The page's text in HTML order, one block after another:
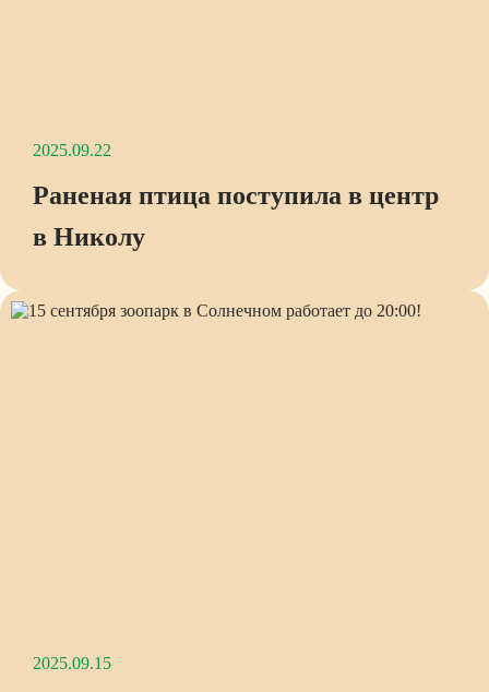
2025.09.22
Раненая птица поступила в центр
в Николу
2025.09.15